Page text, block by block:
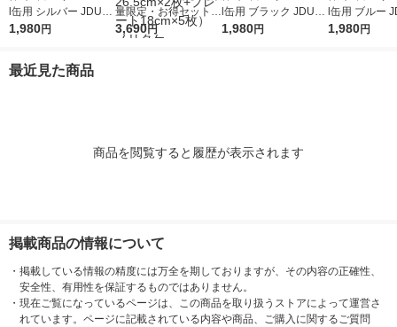
l缶用 シルバー JDU-3
51 SL 1個 食洗機可 保
1,980円
量限定・お得セット】
おもてなし7点セット
3,690円
l缶用 ブラック JDU-3
51 BK 1個 食洗機可
1,980円
l缶用 ブルー
BL 1個 食洗
1,980円
最近見た商品
商品を閲覧すると履歴が表示されます
掲載商品の情報について
・ 掲載している情報の精度には万全を期しておりますが、その内容の正確性、
安全性、有用性を保証するものではありません。
・ 現在ご覧になっているページは、この商品を取り扱うストアによって運営さ
れています。ページに記載されている内容や商品、ご購入に関するご質問